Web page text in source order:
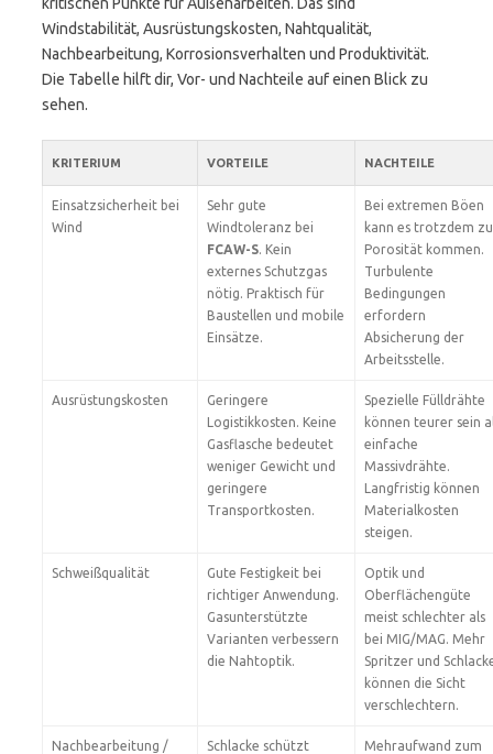
Windstabilität, Ausrüstungskosten, Nahtqualität,
Nachbearbeitung, Korrosionsverhalten und Produktivität.
Die Tabelle hilft dir, Vor- und Nachteile auf einen Blick zu
sehen.
KRITERIUM VORTEILE NACHTEILE
Einsatzsicherheit bei
Wind
Sehr gute
Windtoleranz bei
FCAW-S. Kein
externes Schutzgas
nötig. Praktisch für
Baustellen und mobile
Einsätze.
Bei extremen Böen
kann es trotzdem zu
Porosität kommen.
Turbulente
Bedingungen
erfordern
Absicherung der
Arbeitsstelle.
Ausrüstungskosten
Geringere
Logistikkosten. Keine
Gasflasche bedeutet
weniger Gewicht und
geringere
Transportkosten.
Spezielle Fülldrähte
können teurer sein
einfache
Massivdrähte.
Langfristig können
Materialkosten
steigen.
Schweißqualität
Gute Festigkeit bei
richtiger Anwendung.
Gasunterstützte
Varianten verbessern
die Nahtoptik.
Optik und
Oberflächengüte
meist schlechter als
bei MIG/MAG. Mehr
Spritzer und
können die Sicht
verschlechtern.
Nachbearbeitung /
Schlacke schützt
Mehraufwand zum